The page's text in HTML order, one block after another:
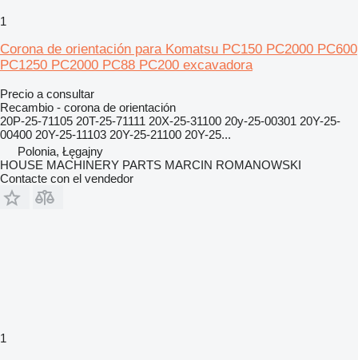
1
Corona de orientación para Komatsu PC150 PC2000 PC600
PC1250 PC2000 PC88 PC200 excavadora
Precio a consultar
Recambio - corona de orientación
20P-25-71105 20T-25-71111 20X-25-31100 20y-25-00301 20Y-25-
00400 20Y-25-11103 20Y-25-21100 20Y-25...
Polonia, Łęgajny
HOUSE MACHINERY PARTS MARCIN ROMANOWSKI
Contacte con el vendedor
1